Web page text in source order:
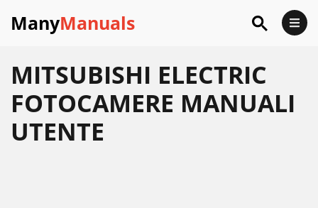
ManyManuals
MITSUBISHI ELECTRIC
FOTOCAMERE MANUALI
UTENTE